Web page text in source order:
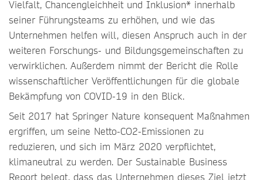
Vielfalt, Chancengleichheit und Inklusion* innerhalb
seiner Führungsteams zu erhöhen, und wie das
Unternehmen helfen will, diesen Anspruch auch in der
weiteren Forschungs- und Bildungsgemeinschaften zu
verwirklichen. Außerdem nimmt der Bericht die Rolle
wissenschaftlicher Veröffentlichungen für die globale
Bekämpfung von COVID-19 in den Blick.
Seit 2017 hat Springer Nature konsequent Maßnahmen
ergriffen, um seine Netto-CO2-Emissionen zu
reduzieren, und sich im März 2020 verpflichtet,
klimaneutral zu werden. Der Sustainable Business
Report belegt, dass das Unternehmen dieses Ziel jetzt